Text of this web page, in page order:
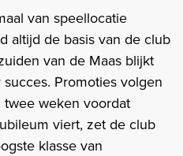
van speellocatie
altijd de basis van de club
van de Maas blijkt
Promoties volgen
weken voordat
viert, zet de club
klasse van